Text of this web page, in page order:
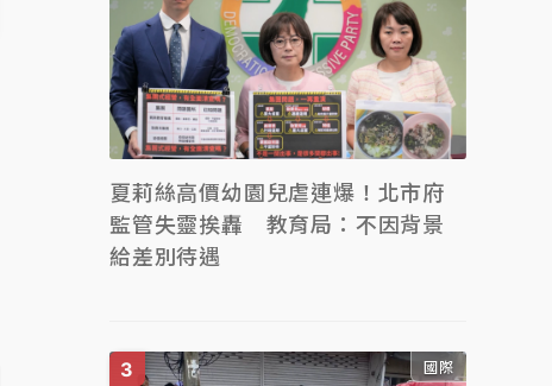
夏莉絲高價幼園兒虐連爆！北市府
監管失靈挨轟 教育局：不因背景
給差別待遇
國際